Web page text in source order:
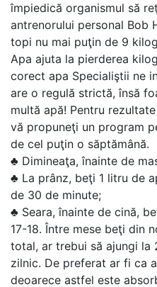
împiedică organismul să
antrenorului personal Bob
topi nu mai puţin de 9
Apa ajuta la pierderea
corect apa Specialiştii ne
are o regulă strictă, însă
multă apă! Pentru
vă propuneţi un program
de cel puţin o săptămână.
♣ Dimineaţa, înainte de
♣ La prânz, beţi 1 litru de
de 30 de minute;
♣ Seara, înainte de cină,
17-18. Între mese beţi din
total, ar trebui să ajungi la
zilnic. De preferat ar fi ca
deoarece astfel este